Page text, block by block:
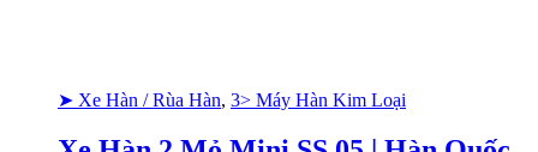
➤ Xe Hàn / Rùa Hàn, 3> Máy Hàn Kim Loại